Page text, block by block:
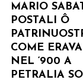
MARIO
POSTALI Ô
COME
NEL ‘900 A
PETRALIA